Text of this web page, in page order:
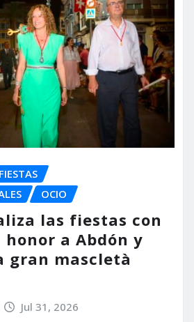
FIESTAS
OCIO
las fiestas con
honor a Abdón y
gran mascletà
Jul 31, 2026